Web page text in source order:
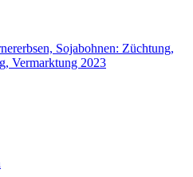
Sojabohnen: Züchtung,
Vermarktung 2023